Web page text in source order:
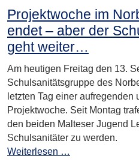
Projektwoche im
endet – aber der
geht weiter…
Am heutigen Freitag den 13.
Schulsanitätsgruppe des
letzten Tag einer aufregenden
Projektwoche. Seit Montag
den beiden Malteser Jugend
Schulsanitäter zu werden.
Weiterlesen …